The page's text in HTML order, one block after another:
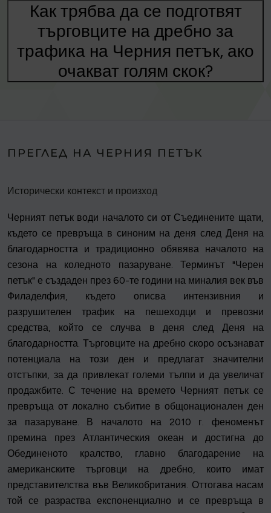
Как трябва да се подготвят
търговците на дребно за
трафика на Черния петък, ако
очакват голям скок?
ПРЕГЛЕД НА ЧЕРНИЯ ПЕТЪК
Исторически контекст и произход
Черният петък води началото си от Съединените щати,
където се превръща в синоним на деня след Деня на
благодарността и традиционно обявява началото на
сезона на коледното пазаруване. Терминът "Черен
петък" е създаден през 60-те години на миналия век във
Филаделфия, където описва интензивния и
разрушителен трафик на пешеходци и превозни
средства, който се случва в деня след Деня на
благодарността. Търговците на дребно скоро осъзнават
потенциала на този ден и предлагат значителни
отстъпки, за да привлекат големи тълпи и да увеличат
продажбите. С течение на времето Черният петък се
превръща от локално събитие в общонационален ден
за пазаруване. В началото на 2010 г. феноменът
премина през Атлантическия океан и достигна до
Обединеното кралство, главно благодарение на
американските търговци на дребно, които имат
представителства във Великобритания. Оттогава насам
той се разраства експоненциално и се превръща в